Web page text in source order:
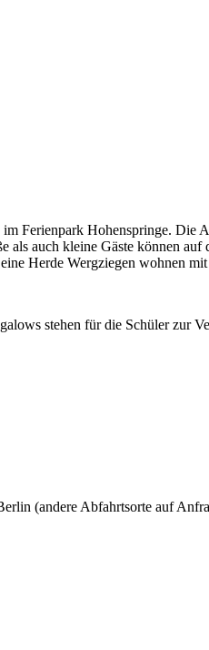
Ferienpark Hohenspringe. Die
als auch kleine Gäste können
Herde Wergziegen wohnen
stehen für die Schüler zur
(andere Abfahrtsorte auf